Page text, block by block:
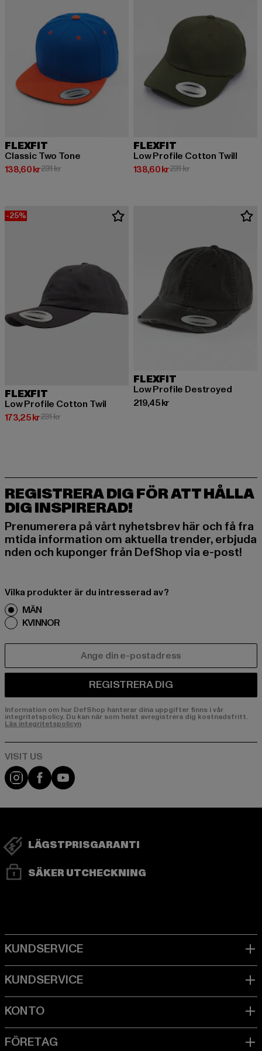
FLEXFIT
Classic Two Tone
138,60 kr
Nuvarande pris: 138,60 kr
231 krKampanjpris: 231 kr
FLEXFIT
Low Profile Cotton Twill
138,60 kr
Nuvarande pris: 138,60 kr
231 krKampanjpris: 231 kr
-25%
FLEXFIT
Low Profile Cotton Twil
173,25 kr
Nuvarande pris: 173,25 kr
231 krKampanjpris: 231 kr
FLEXFIT
Low Profile Destroyed
219,45 kr
Nuvarande pris: 219,45 kr
REGISTRERA DIG FÖR ATT HÅLLA
DIG INSPIRERAD!
Prenumerera på vårt nyhetsbrev här och få fra
mtida information om aktuella trender, erbjuda
nden och kuponger från DefShop via e-post!
Vilka produkter är du intresserad av?
MÄN
KVINNOR
REGISTRERA DIG
Information om hur DefShop hanterar dina uppgifter finns i vår
integritetspolicy. Du kan när som helst avregistrera dig kostnadsfritt.
Läs integritetspolicyn
Visit our Instagram page:
Visit our Facebook page:
Visit our YouTube channel:
LÄGSTPRISGARANTI
SÄKER UTCHECKNING